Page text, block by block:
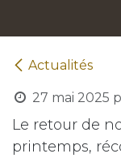
Actualités
27 mai 2025
Le retour de
printemps,